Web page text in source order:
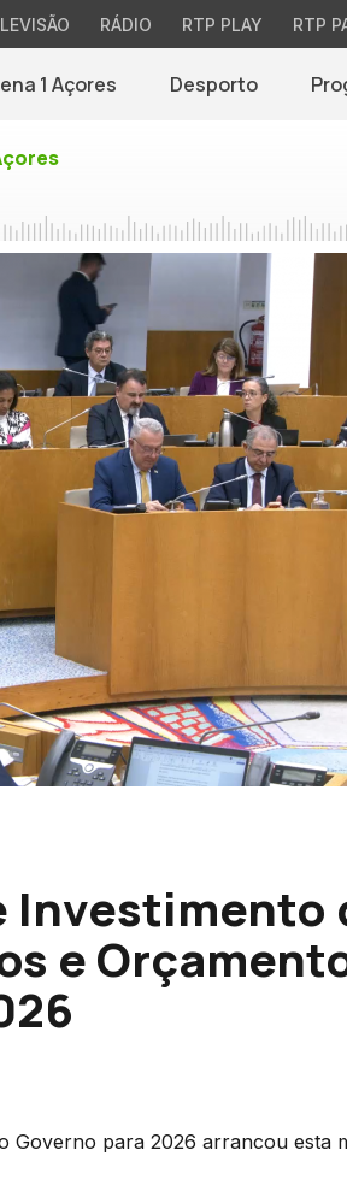
RÁDIO RTP PLAY RTP
1 Açores Desporto
Investimento
e
Governo para 2026 arrancou esta